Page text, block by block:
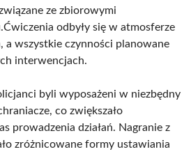
ze zbiorowymi
odbyły się w atmosferze
a wszystkie czynności planowane
interwencjach.
byli wyposażeni w niezbędny
co zwiększało
prowadzenia działań. Nagranie z
zróżnicowane formy ustawiania